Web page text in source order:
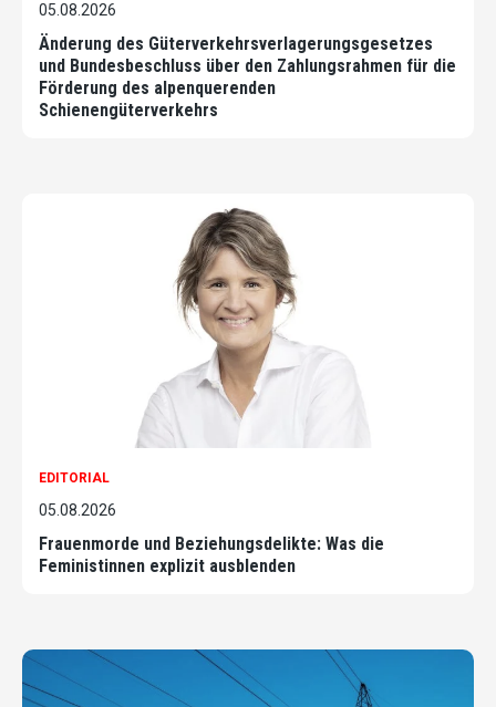
05.08.2026
Änderung des Güterverkehrsverlagerungsgesetzes
und Bundesbeschluss über den Zahlungsrahmen für die
Förderung des alpenquerenden
Schienengüterverkehrs
EDITORIAL
05.08.2026
Frauenmorde und Beziehungsdelikte: Was die
Feministinnen explizit ausblenden